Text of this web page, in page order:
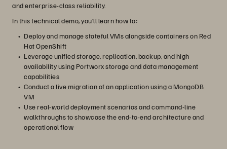
and enterprise-class reliability.
In this technical demo, you’ll learn how to:
Deploy and manage stateful VMs alongside containers on Red
Hat OpenShift
Leverage unified storage, replication, backup, and high
availability using Portworx storage and data management
capabilities
Conduct a live migration of an application using a MongoDB
VM
Use real-world deployment scenarios and command-line
walkthroughs to showcase the end-to-end architecture and
operational flow